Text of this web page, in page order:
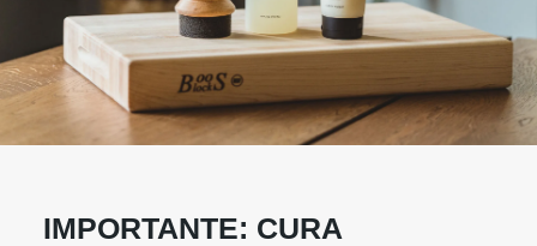
IMPORTANTE: CURA